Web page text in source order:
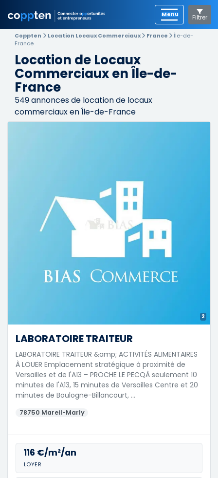
Filtrer
Coppten Location Locaux Commerciaux France
Île-de-
France
Location de Locaux
Commerciaux en Île-de-
France
549annonces de location de locaux
commerciaux en Île-de-France
2
LABORATOIRE TRAITEUR
LABORATOIRE TRAITEUR &amp; ACTIVITÉS ALIMENTAIRES
À LOUER Emplacement stratégique à proximité de
Versailles et de l'A13 – PROCHE LE PECQÀ seulement 10
minutes de l'A13, 15 minutes de Versailles Centre et 20
minutes de Boulogne-Billancourt, …
78750 Mareil-Marly
116 €/m²/an
LOYER